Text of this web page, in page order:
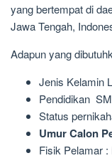
yang bertempat di
Jawa Tengah,
Adapun yang
Jenis Kelamin
Pendidikan
Status
Umur Calon
Fisik Pelamar